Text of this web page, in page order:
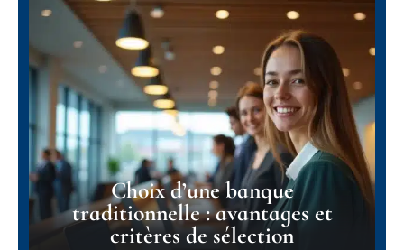
Choix d’une banque
traditionnelle : avantages et
critères de sélection